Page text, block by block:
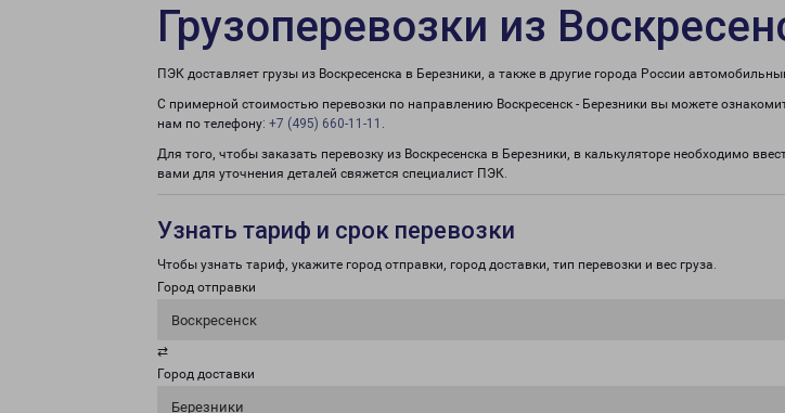
Грузоперевозки из
ПЭК доставляет грузы из Воскресенска в Березники, а также в другие города России
С примерной стоимостью перевозки по направлению Воскресенск - Березники вы можете
нам по телефону: +7 (495) 660-11-11 .
Для того, чтобы заказать перевозку из Воскресенска в Березники, в калькуляторе необходимо
вами для уточнения деталей свяжется специалист ПЭК.
Узнать тариф и срок перевозки
Чтобы узнать тариф, укажите город отправки, город доставки, тип перевозки и вес груза.
Город отправки
Воскресенск
⇄
Город доставки
Березники